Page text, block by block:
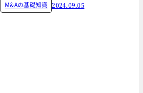
M&Aの基礎知識 2024.09.05